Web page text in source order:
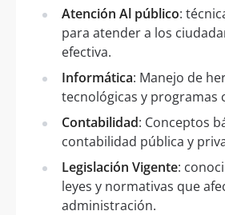
Atención Al público:
para atender a los
efectiva.
Informática: Manejo de
tecnológicas y programas
Contabilidad: Conceptos
contabilidad pública y
Legislación Vigente:
leyes y normativas que
administración.